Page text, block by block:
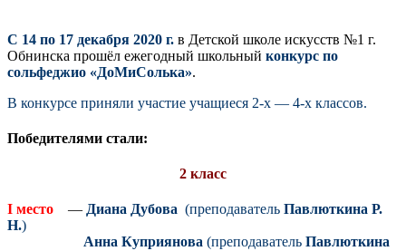
С 14 по 17 декабря 2020 г. в Детской школе искусств №1 г.
Обнинска прошёл ежегодный школьный конкурс по
сольфеджио «ДоМиСолька».
В конкурсе приняли участие учащиеся 2-х — 4-х классов.
Победителями стали:
2 класс
I место — Диана Дубова (преподаватель Павлюткина Р.
Н.)
Анна Куприянова (преподаватель Павлюткина